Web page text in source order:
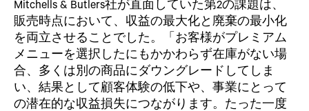
Mitchells & Butlers社が直面していた第2の課題は、
販売時点において、収益の最大化と廃棄の最小化
を両立させることでした。「お客様がプレミアム
メニューを選択したにもかかわらず在庫がない場
合、多くは別の商品にダウングレードしてしま
い、結果として顧客体験の低下や、事業にとって
の潜在的な収益損失につながります。たった一度